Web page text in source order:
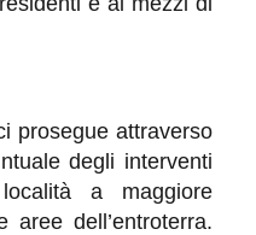
prosegue attraverso
degli interventi
a maggiore
dell’entroterra.